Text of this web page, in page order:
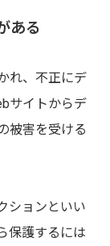
ある
れ、不正にデ
サイトからデ
被害を受ける
ションといい
保護するには